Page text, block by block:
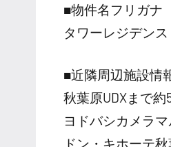
■物件名フリガナ
タワーレジデン
■近隣周辺施設情
秋葉原UDXまで約
ヨドバシカメラ
ドン・キホーテ